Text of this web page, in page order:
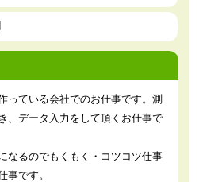
っている会社でのお仕事です。測
、データ入力をして頂くお仕事で
なるのでもくもく・コツコツ仕事
事です。